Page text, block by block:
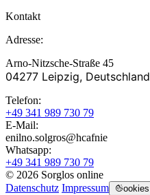
Kontakt
Adresse:
Arno-Nitzsche-Straße 45
04277 Leipzig, Deutschland
Telefon:
+49 341 989 730 79
E-Mail:
enilno.solgros@hcafnie
Whatsapp:
+49 341 989 730 79
© 2026 Sorglos online
Datenschutz Impressum ookies